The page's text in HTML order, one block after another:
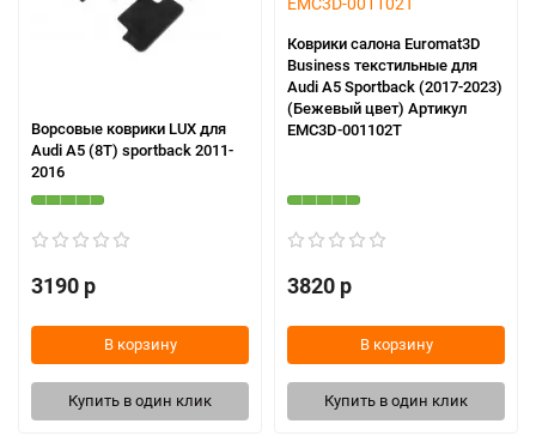
Ворсовые коврики LUX для
Audi А5 (8T) sportback 2011-
2016
3190 р
В корзину
Купить в один клик
Коврики салона Euromat3D
Business текстильные для
Audi A5 Sportback (2017-2023)
(Бежевый цвет) Артикул
EMC3D-001102T
3820 р
В корзину
Купить в один клик